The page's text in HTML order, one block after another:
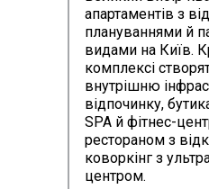
апартаментів з
плануваннями й
видами на Київ.
комплексі
внутрішню
відпочинку,
SPA й фітнес-
рестораном з
коворкінг з
центром.